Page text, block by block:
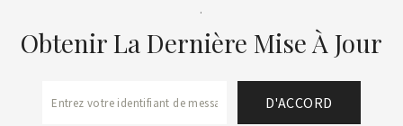
.
Obtenir La Dernière Mise À Jour